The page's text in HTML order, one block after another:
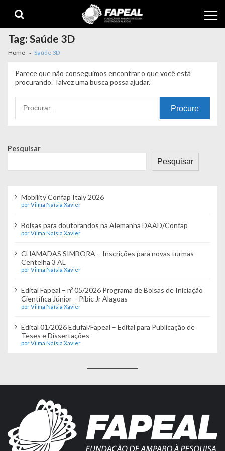
navigation
content
Tag:Saúde 3D
Home Saúde 3D
Parece que não conseguimos encontrar o que você está
procurando. Talvez uma busca possa ajudar.
por:
Pesquisar
Pesquisar
Mobility Confap Italy 2026
por Vilma Naísia Xavier
Bolsas para doutorandos na Alemanha DAAD/Confap
por Vilma Naísia Xavier
CHAMADAS SIMBORA – Inscrições para novas turmas
Centelha 3 AL
por Vilma Naísia Xavier
Edital Fapeal – nº 05/2026 Programa de Bolsas de Iniciação
Científica Júnior – Pibic Jr Alagoas
por Vilma Naísia Xavier
Edital 01/2026 Edufal/Fapeal – Edital para Publicação de
Teses e Dissertações
por Vilma Naísia Xavier